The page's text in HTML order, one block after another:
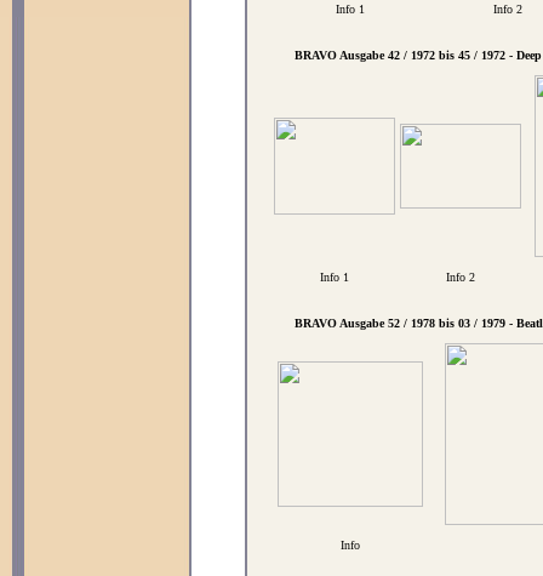
Info 1 Info 2
BRAVO Ausgabe 42 / 1972 bis 45 / 1972 -
Info 1 Info 2
BRAVO Ausgabe 52 / 1978 bis 03 / 1979 -
Info